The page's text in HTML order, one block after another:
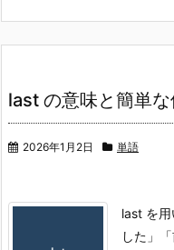
last の意味と簡単な
2026年1月2日 単語
last を用
した」